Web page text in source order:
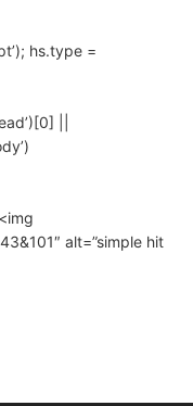
hs.type =
||
alt=”simple hit